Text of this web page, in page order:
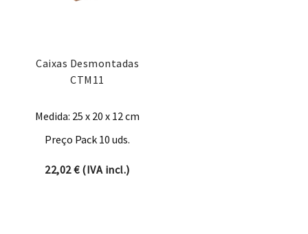
Caixas Desmontadas
CTM11
Medida: 25 x 20 x 12 cm
Preço Pack 10 uds.
22,02€(IVA incl.)